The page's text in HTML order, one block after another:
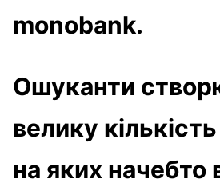
monobank.
Ошуканти
велику
на яких начебто